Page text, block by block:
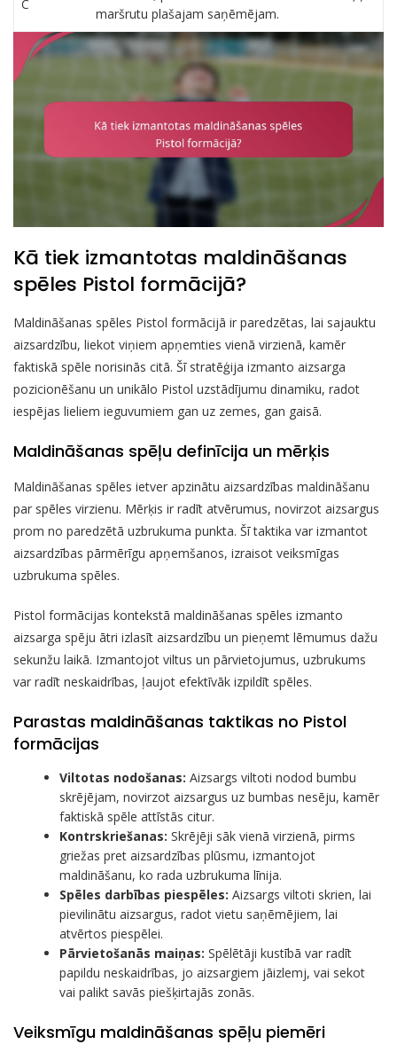
C
maršrutu plašajam saņēmējam.
Kā tiek izmantotas maldināšanas
spēles Pistol formācijā?
Maldināšanas spēles Pistol formācijā ir paredzētas, lai sajauktu
aizsardzību, liekot viņiem apņemties vienā virzienā, kamēr
faktiskā spēle norisinās citā. Šī stratēģija izmanto aizsarga
pozicionēšanu un unikālo Pistol uzstādījumu dinamiku, radot
iespējas lieliem ieguvumiem gan uz zemes, gan gaisā.
Maldināšanas spēļu definīcija un mērķis
Maldināšanas spēles ietver apzinātu aizsardzības maldināšanu
par spēles virzienu. Mērķis ir radīt atvērumus, novirzot aizsargus
prom no paredzētā uzbrukuma punkta. Šī taktika var izmantot
aizsardzības pārmērīgu apņemšanos, izraisot veiksmīgas
uzbrukuma spēles.
Pistol formācijas kontekstā maldināšanas spēles izmanto
aizsarga spēju ātri izlasīt aizsardzību un pieņemt lēmumus dažu
sekunžu laikā. Izmantojot viltus un pārvietojumus, uzbrukums
var radīt neskaidrības, ļaujot efektīvāk izpildīt spēles.
Parastas maldināšanas taktikas no Pistol
formācijas
Viltotas nodošanas: Aizsargs viltoti nodod bumbu
skrējējam, novirzot aizsargus uz bumbas nesēju, kamēr
faktiskā spēle attīstās citur.
Kontrskriešanas: Skrējēji sāk vienā virzienā, pirms
griežas pret aizsardzības plūsmu, izmantojot
maldināšanu, ko rada uzbrukuma līnija.
Spēles darbības piespēles: Aizsargs viltoti skrien, lai
pievilinātu aizsargus, radot vietu saņēmējiem, lai
atvērtos piespēlei.
Pārvietošanās maiņas: Spēlētāji kustībā var radīt
papildu neskaidrības, jo aizsargiem jāizlemj, vai sekot
vai palikt savās piešķirtajās zonās.
Veiksmīgu maldināšanas spēļu piemēri